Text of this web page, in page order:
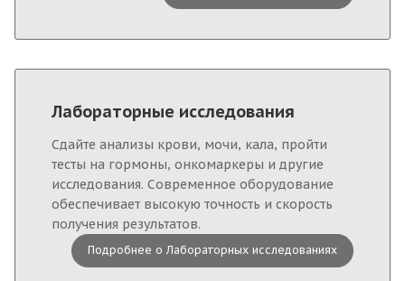
Лабораторные исследования
Cдайте анализы крови, мочи, кала, пройти
тесты на гормоны, онкомаркеры и другие
исследования. Современное оборудование
обеспечивает высокую точность и скорость
получения результатов.
Подробнее о Лабораторных исследованиях